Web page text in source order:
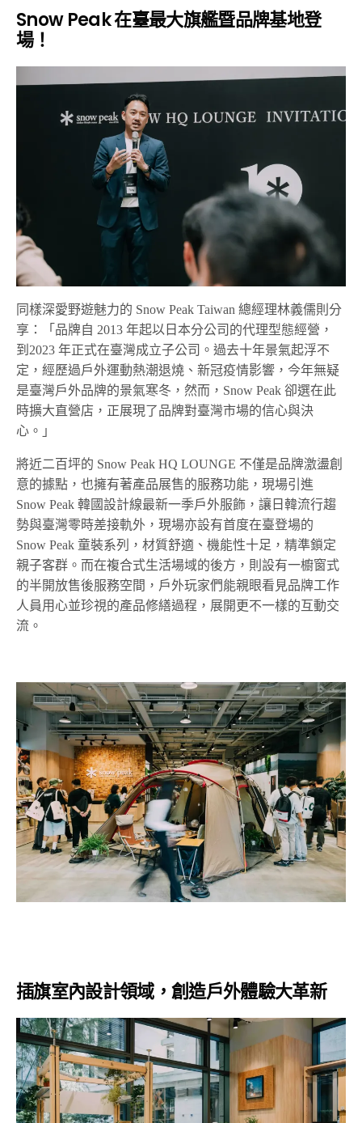
Snow Peak 在臺最大旗艦暨品牌基地登
場！
同樣深愛野遊魅力的 Snow Peak Taiwan 總經理林義儒則分
享：「品牌自 2013 年起以日本分公司的代理型態經營，
到2023 年正式在臺灣成立子公司。過去十年景氣起浮不
定，經歷過戶外運動熱潮退燒、新冠疫情影響，今年無疑
是臺灣戶外品牌的景氣寒冬，然而，Snow Peak 卻選在此
時擴大直營店，正展現了品牌對臺灣市場的信心與決
心。」
將近二百坪的 Snow Peak HQ LOUNGE 不僅是品牌激盪創
意的據點，也擁有著產品展售的服務功能，現場引進
Snow Peak 韓國設計線最新一季戶外服飾，讓日韓流行趨
勢與臺灣零時差接軌外，現場亦設有首度在臺登場的
Snow Peak 童裝系列，材質舒適、機能性十足，精準鎖定
親子客群。而在複合式生活場域的後方，則設有一櫥窗式
的半開放售後服務空間，戶外玩家們能親眼看見品牌工作
人員用心並珍視的產品修繕過程，展開更不一樣的互動交
流。
插旗室內設計領域，創造戶外體驗大革新